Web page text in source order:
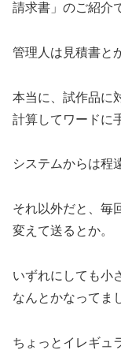
請求書」のご紹介
管理人は見積書と
本当に、試作品に
計算してワードに
システムからは程
それ以外だと、毎
変えて送るとか。
いずれにしても小
なんとかなってま
ちょっとイレギュ